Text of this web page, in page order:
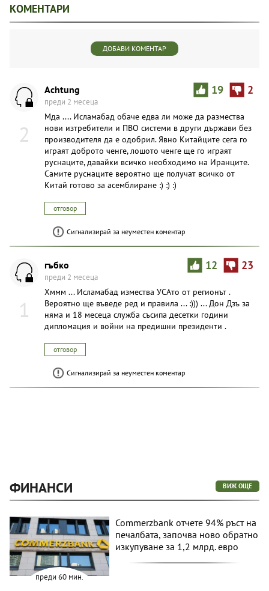
КОМЕНТАРИ
ДОБАВИ КОМЕНТАР
2
19 2
Achtung
преди 2 месеца
Мда .... Исламабад обаче едва ли може да размества
нови изтребители и ПВО системи в други държави без
производителя да е одобрил. Явно Китайците сега го
играят доброто ченге, лошото ченге ще го играят
руснаците, давайки всичко необходимо на Иранците.
Самите руснаците вероятно ще получат всичко от
Китай готово за асемблиране :) :) :)
отговор
Сигнализирай за неуместен коментар
1
12 23
гъбко
преди 2 месеца
Хммм ... Исламабад измества УСАто от регионът .
Вероятно ще въведе ред и правила ... :))) ... Дон Дзъ за
няма и 18 месеца служба съсипа десетки години
дипломация и войни на предишни президенти .
отговор
Сигнализирай за неуместен коментар
ФИНАНСИ ВИЖ ОЩЕ
преди 60 мин.
Commerzbank отчете 94% ръст на
печалбата, започва ново обратно
изкупуване за 1,2 млрд. евро